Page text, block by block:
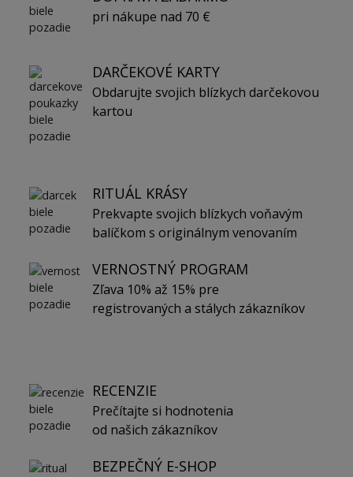
pri nákupe nad 70 €
DARČEKOVÉ KARTY
Obdarujte svojich blízkych darčekovou
kartou
RITUÁL KRÁSY
Prekvapte svojich blízkych voňavým
balíčkom s originálnym venovaním
VERNOSTNÝ PROGRAM
Zľava 10% až 15% pre
registrovaných a stálych zákazníkov
RECENZIE
Prečítajte si hodnotenia
od našich zákazníkov
BEZPEČNÝ E-SHOP